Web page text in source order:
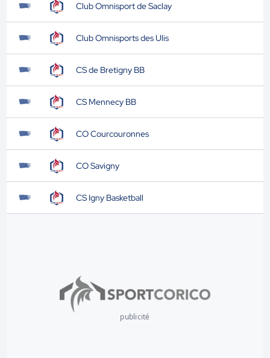
Club Omnisport de Saclay
Club Omnisports des Ulis
CS de Bretigny BB
CS Mennecy BB
CO Courcouronnes
CO Savigny
CS Igny Basketball
publicité